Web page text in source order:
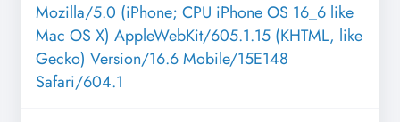
Mozilla/5.0 (iPhone; CPU iPhone OS 16_6 like
Mac OS X) AppleWebKit/605.1.15 (KHTML, like
Gecko) Version/16.6 Mobile/15E148
Safari/604.1